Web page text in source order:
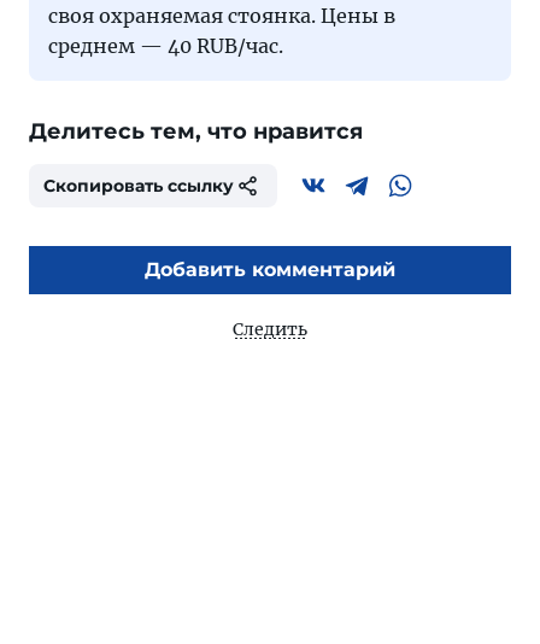
своя охраняемая стоянка. Цены в
среднем — 40 RUB/час.
Делитесь тем, что нравится
Скопировать ссылку
Добавить комментарий
Следить